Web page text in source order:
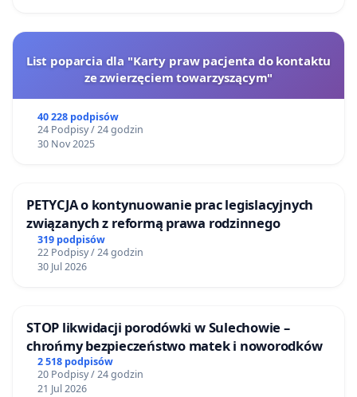
List poparcia dla "Karty praw pacjenta do kontaktu
ze zwierzęciem towarzyszącym"
40 228 podpisów
24 Podpisy / 24 godzin
30 Nov 2025
PETYCJA o kontynuowanie prac legislacyjnych
związanych z reformą prawa rodzinnego
319 podpisów
22 Podpisy / 24 godzin
30 Jul 2026
STOP likwidacji porodówki w Sulechowie –
chrońmy bezpieczeństwo matek i noworodków
2 518 podpisów
20 Podpisy / 24 godzin
21 Jul 2026